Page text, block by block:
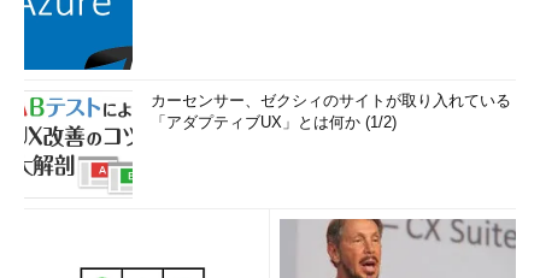
カーセンサー、ゼクシィのサイトが取り入れている
「アダプティブUX」とは何か (1/2)